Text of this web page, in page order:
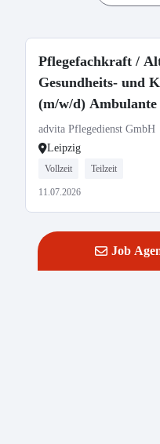
Pflegefachkraft /
Gesundheits- und
(m/w/d) Ambulante
Vollzeit oder
advita Pflegedienst GmbH
Leipzig
Vollzeit Teilzeit
11.07.2026
Job